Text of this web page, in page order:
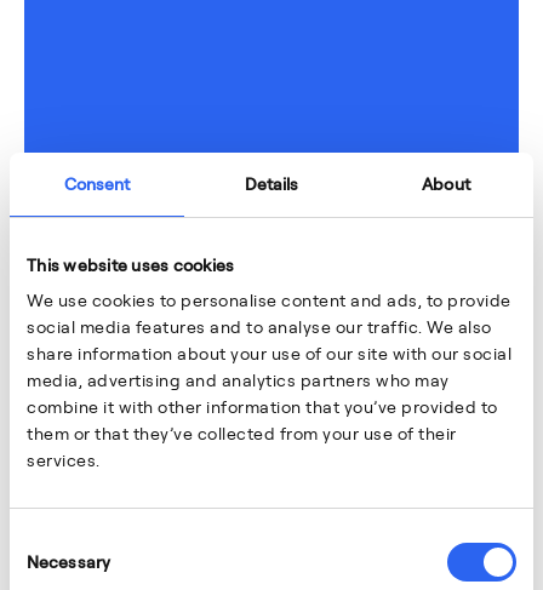
Consent Details About
This website uses cookies
We use cookies to personalise content and ads, to provide
social media features and to analyse our traffic. We also
share information about your use of our site with our social
media, advertising and analytics partners who may
combine it with other information that you’ve provided to
them or that they’ve collected from your use of their
services.
Selection
Necessary